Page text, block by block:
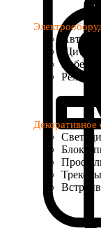
Щиты
Кабель
Реле
Декоративное
Блоки